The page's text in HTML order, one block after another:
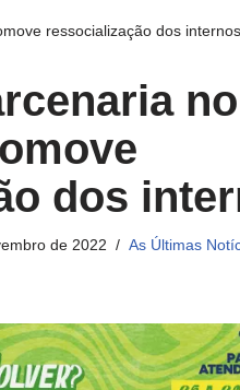
ressocialização dos internos
no
dos
de 2022 As Últimas